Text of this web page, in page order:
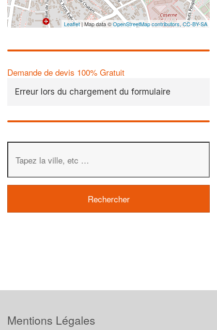
Leaflet| Map data ©OpenStreetMap contributors, CC-BY-SA
Demande de devis 100% Gratuit
Erreur lors du chargement du formulaire
Mentions Légales